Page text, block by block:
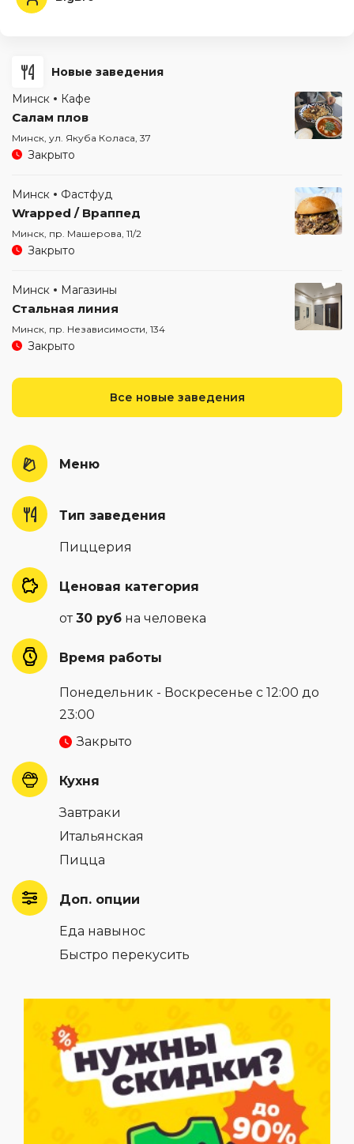
Меню
Тип заведения
Пиццерия
Ценовая категория
от30 руб на человека
Время работы
Понедельник - Воскресенье с 12:00 до
23:00
Закрыто
Кухня
Завтраки
Итальянская
Пицца
Доп. опции
Еда навынос
Быстро перекусить
Новые заведения
Минск
Кафе
Салам плов
Минск, ул. Якуба Коласа, 37
Закрыто
Минск Фастфуд
Wrapped / Враппед
Минск, пр. Машерова, 11/2
Закрыто
Минск Магазины
Стальная линия
Минск, пр. Независимости, 134
Закрыто
Все новые заведения